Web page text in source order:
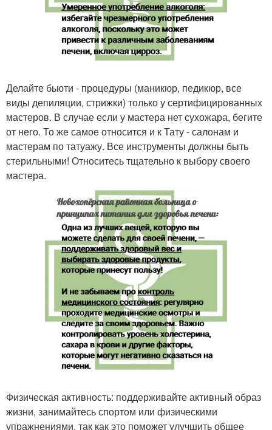
Делайте бьюти - процедуры (маникюр, педикюр, все
виды депиляции, стрижки) только у сертифицированных
мастеров. В случае если у мастера нет сухожара, бегите
от него. То же самое относится и к Тату - салонам и
мастерам по татуажу. Все инструменты должны быть
стерильными! Относитесь тщательно к выбору своего
мастера.
Физическая активность: поддерживайте активный образ
жизни, занимайтесь спортом или физическими
упражнениями, так как это поможет улучшить общее